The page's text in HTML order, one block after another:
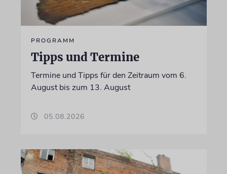
PROGRAMM
Tipps und Termine
Termine und Tipps für den Zeitraum vom 6.
August bis zum 13. August
05.08.2026